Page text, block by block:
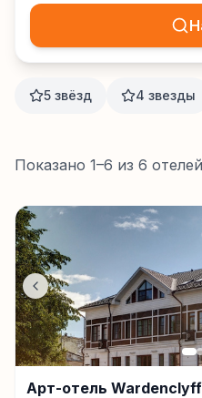
5 звёзд 4 звезды
Показано 1–6 из 6 отелей
Арт-отель